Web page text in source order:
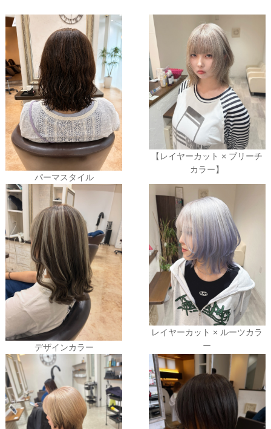
パーマスタイル
【レイヤーカット × ブリーチ
カラー】
デザインカラー
レイヤーカット × ルーツカラ
ー